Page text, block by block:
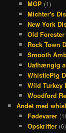
MGP(1)
Michter's
New York
Old
Rock Town
Smooth
Uafhængig
WhistlePig
Wild Turkey
Woodford
Andet med
Fødevarer
Opskrifter(6)